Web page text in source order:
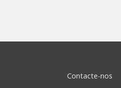
Contacte-nos